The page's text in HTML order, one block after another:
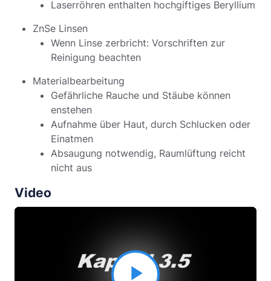
Laserröhren enthalten hochgiftiges Beryllium
ZnSe Linsen
Wenn Linse zerbricht: Vorschriften zur
Reinigung beachten
Materialbearbeitung
Gefährliche Rauche und Stäube können
enstehen
Aufnahme über Haut, durch Schlucken oder
Einatmen
Absaugung notwendig, Raumlüftung reicht
nicht aus
Video